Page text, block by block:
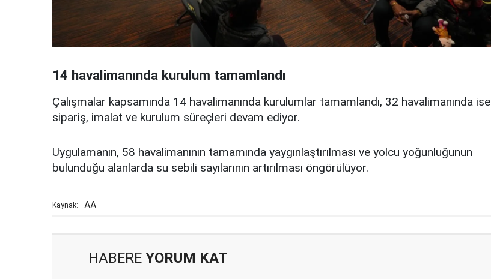
14 havalimanında kurulum tamamlandı
Çalışmalar kapsamında 14 havalimanında kurulumlar tamamlandı, 32 havalimanında ise
sipariş, imalat ve kurulum süreçleri devam ediyor.
Uygulamanın, 58 havalimanının tamamında yaygınlaştırılması ve yolcu yoğunluğunun
bulunduğu alanlarda su sebili sayılarının artırılması öngörülüyor.
Kaynak: AA
HABERE YORUM KAT